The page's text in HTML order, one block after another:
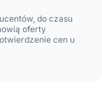
do czasu
oferty
cen u